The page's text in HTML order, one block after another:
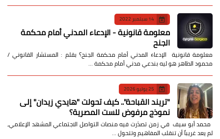
14 سبتمبر 2022
معلومة قانونية - الإدعاء المدني أمام محكمة
الجنح
معلومة قانونية الإدعاء المدني أمام محكمة الجنح؟ بقلم : المستشار القانوني /
محمود الطاهر هو ليه بندعي مدني أمام محكمة …
25 يوليو 2026
​"تريند القباحة".. كيف تحولت "هايدي زيدان" إلى
نموذج مرفوض للست المصرية؟
​ محمد أبو سيف ​في زمن تصدّرت فيه منصات التواصل الاجتماعي المشهد الإعلامي،
لم يعد غريباً أن تنقلب المفاهيم وتتحول …